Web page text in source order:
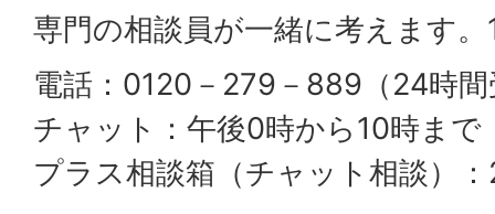
専門の相談員が一緒に考えます
電話：0120－279－889（24時間
チャット：午後0時から10時まで
プラス相談箱（チャット相談）